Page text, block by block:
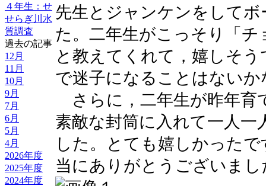
４年生：せ
せらぎ川水
質調査
過去の記事
12月
11月
10月
9月
7月
6月
5月
4月
2026年度
2025年度
2024年度
先生とジャンケンをして
た。二年生がこっそり「
と教えてくれて，嬉しそ
で迷子になることはないか
さらに，二年生が昨年育
素敵な封筒に入れて一人
した。とても嬉しかった
当にありがとうございまし